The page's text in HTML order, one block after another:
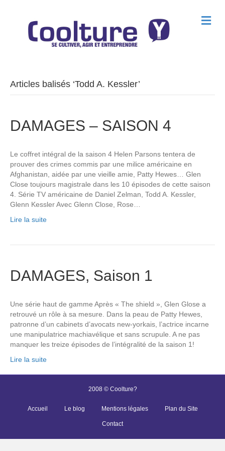
M
e
Articles balisés ‘Todd A. Kessler’
DAMAGES – SAISON 4
Le coffret intégral de la saison 4 Helen Parsons tentera de
prouver des crimes commis par une milice américaine en
Afghanistan, aidée par une vieille amie, Patty Hewes… Glen
Close toujours magistrale dans les 10 épisodes de cette saison
4. Série TV américaine de Daniel Zelman, Todd A. Kessler,
Glenn Kessler Avec Glenn Close, Rose…
Lire la suite
DAMAGES, Saison 1
Une série haut de gamme Après « The shield », Glen Glose a
retrouvé un rôle à sa mesure. Dans la peau de Patty Hewes,
patronne d’un cabinets d’avocats new-yorkais, l’actrice incarne
une manipulatrice machiavélique et sans scrupule. A ne pas
manquer les treize épisodes de l’intégralité de la saison 1!
Lire la suite
2008 © Coolture?
Accueil Le blog Mentions légales Plan du Site
Contact